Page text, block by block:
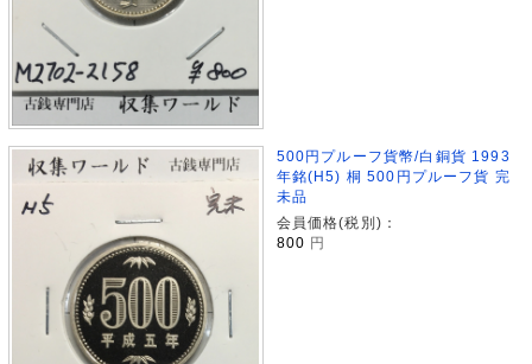
500円プルーフ貨幣/白銅貨 1993
年銘(H5) 桐 500円プルーフ貨 完
未品
会員価格(税別)：
800 円